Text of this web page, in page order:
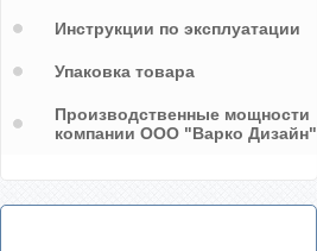
Инструкции по эксплуатации
Упаковка товара
Производственные мощности
компании ООО "Варко Дизайн"